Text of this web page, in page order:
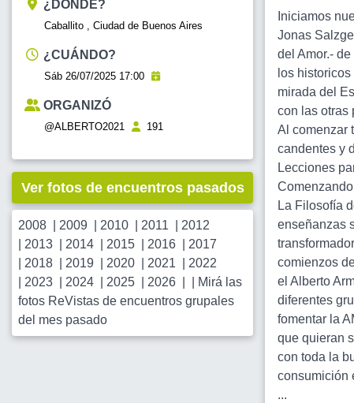
¿DÓNDE?
Caballito , Ciudad de Buenos Aires
¿CUÁNDO?
Sáb 26/07/2025 17:00
ORGANIZÓ
@ALBERTO2021 191
Ver fotos de encuentros pasados
2008 2009 2010 2011
2012
2013 2014 2015 2016
2017
2018 2019 2020 2021
2022
2023 2024 2025 2026
Mirá las
fotos ReVistas de encuentros grupales
del mes pasado
Iniciamos
Jonas
del Amor.-
los
mirada del
con las otras
Al comenzar
candentes y
Lecciones
La Filosofía
enseñanzas
comienzos
el Alberto
diferentes
fomentar la
que quieran
con toda la
consumición
...